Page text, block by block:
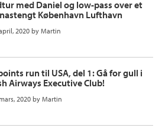
med Daniel og low-pass over et
København Lufthavn
2020 by Martin
run til USA, del 1: Gå for gull i
Airways Executive Club!
2020 by Martin